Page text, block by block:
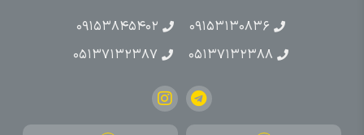
۰۹۱۵۳۱۳۰۸۳۶
۰۹۱۵۳۸۴۵۴۰۲
۰۵۱۳۷۱۳۲۳۸۸
۰۵۱۳۷۱۳۲۳۸۷